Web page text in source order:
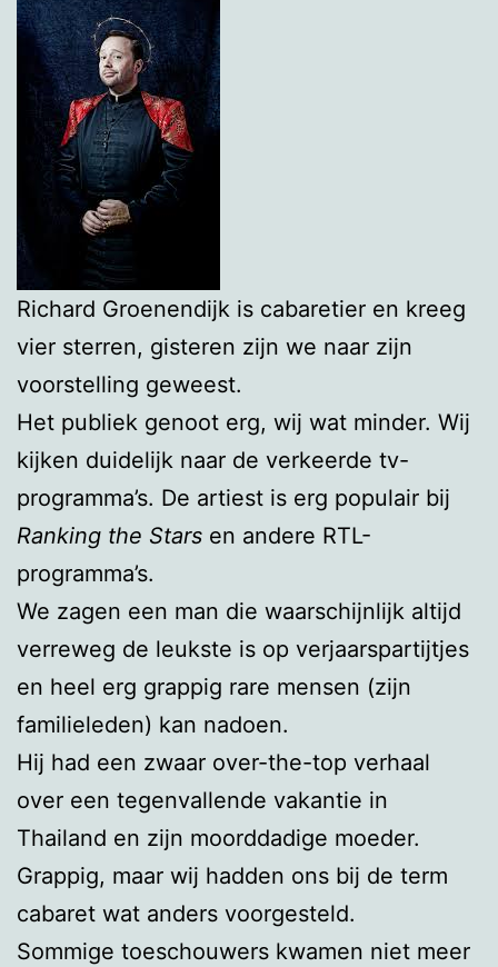
Richard Groenendijk is cabaretier en kreeg
vier sterren, gisteren zijn we naar zijn
voorstelling geweest.
Het publiek genoot erg, wij wat minder. Wij
kijken duidelijk naar de verkeerde tv-
programma’s. De artiest is erg populair bij
Ranking the Stars en andere RTL-
programma’s.
We zagen een man die waarschijnlijk altijd
verreweg de leukste is op verjaarspartijtjes
en heel erg grappig rare mensen (zijn
familieleden) kan nadoen.
Hij had een zwaar over-the-top verhaal
over een tegenvallende vakantie in
Thailand en zijn moorddadige moeder.
Grappig, maar wij hadden ons bij de term
cabaret wat anders voorgesteld.
Sommige toeschouwers kwamen niet meer